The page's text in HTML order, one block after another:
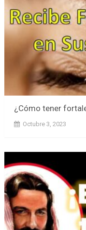
¿Cómo tener
Octubre 3, 2023